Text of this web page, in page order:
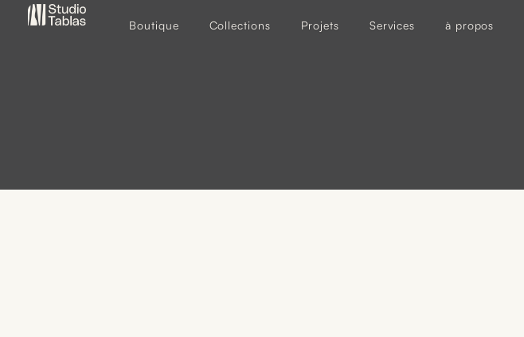
Boutique Collections Projets Services à propos